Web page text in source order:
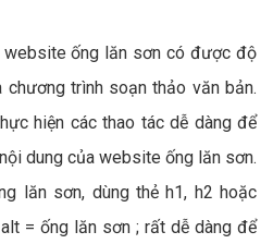
website ống lăn sơn có được độ
chương trình soạn thảo văn bản.
hiện các thao tác dễ dàng để
dung của website ống lăn sơn.
lăn sơn, dùng thẻ h1, h2 hoặc
= ống lăn sơn ; rất dễ dàng để